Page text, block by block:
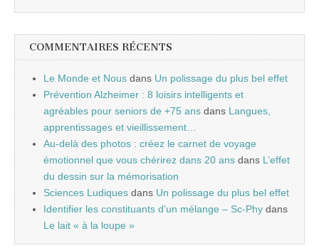
COMMENTAIRES RÉCENTS
Le Monde et Nous dans Un polissage du plus bel effet
Prévention Alzheimer : 8 loisirs intelligents et
agréables pour seniors de +75 ans dans Langues,
apprentissages et vieillissement…
Au-delà des photos : créez le carnet de voyage
émotionnel que vous chérirez dans 20 ans dans L’effet
du dessin sur la mémorisation
Sciences Ludiques dans Un polissage du plus bel effet
Identifier les constituants d’un mélange – Sc-Phy dans
Le lait « à la loupe »